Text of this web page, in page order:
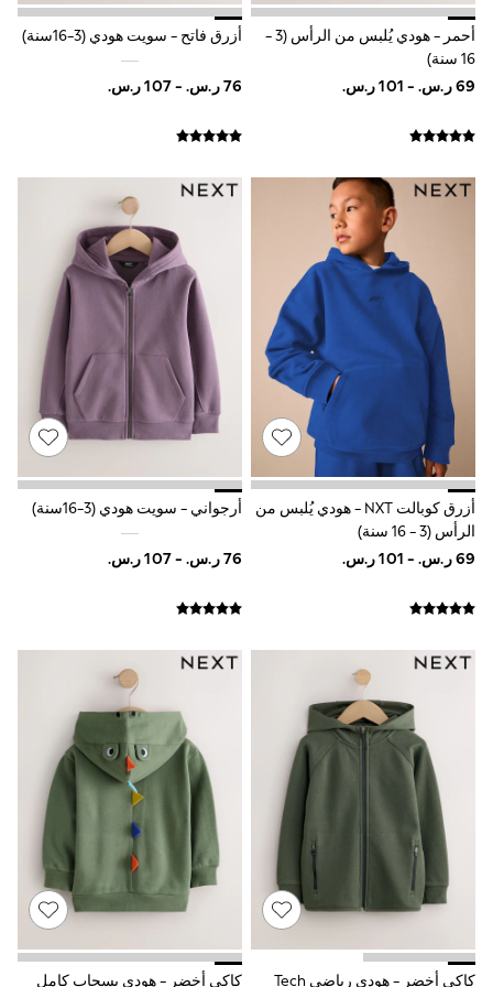
Sneakers
adidas
adidas
Angel & Rocket
Laura Ashley
Lipsy Girl
Monsoon
Nike
River Island
SmALLSAINTS
Tommy Hilfiger
All Children's Bedroom
Baby & Toddler
Multipack Sleepsuits
Calvin Klein
BOYS
E-Gift Card
New In
New in from Next
0-2 years
3-5 years
6-8 years
Shop All Clothing
Jackets & Coats
Holiday Shop
Jeans
Joggers
Jumpers & Knitwear
Loungewear
Kid's Top Picks
Tops & Shorts Set
Baggy Jeans
THE SET
World Cup
Nightwear & Pyjamas
Pants & Chinos
Polo Shirts
أحمر - هودي يُلبس من الرأس (3 -
16 سنة)
أزرق فاتح - سويت هودي (3-16سنة)
أزرق كوبالت NXT - هودي يُلبس من
الرأس (3 - 16 سنة)
أرجواني - سويت هودي (3-16سنة)
كاكي أخضر - هودي رياضي Tech
كاكي أخضر - هودي بسحاب كامل